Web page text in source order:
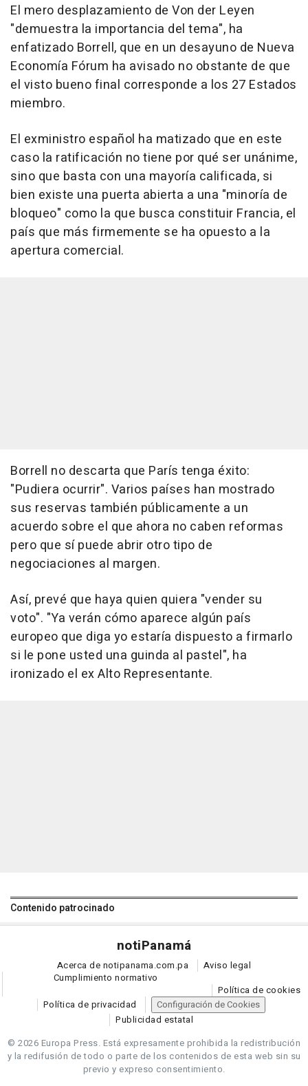
El mero desplazamiento de Von der Leyen
"demuestra la importancia del tema", ha
enfatizado Borrell, que en un desayuno de Nueva
Economía Fórum ha avisado no obstante de que
el visto bueno final corresponde a los 27 Estados
miembro.
El exministro español ha matizado que en este
caso la ratificación no tiene por qué ser unánime,
sino que basta con una mayoría calificada, si
bien existe una puerta abierta a una "minoría de
bloqueo" como la que busca constituir Francia, el
país que más firmemente se ha opuesto a la
apertura comercial.
Borrell no descarta que París tenga éxito:
"Pudiera ocurrir". Varios países han mostrado
sus reservas también públicamente a un
acuerdo sobre el que ahora no caben reformas
pero que sí puede abrir otro tipo de
negociaciones al margen.
Así, prevé que haya quien quiera "vender su
voto". "Ya verán cómo aparece algún país
europeo que diga yo estaría dispuesto a firmarlo
si le pone usted una guinda al pastel", ha
ironizado el ex Alto Representante.
Contenido patrocinado
notiPanamá
Acerca de notipanama.com.pa
Aviso legal
Cumplimiento normativo
Política de cookies
Política de privacidad
Configuración de Cookies
Publicidad estatal
© 2026 Europa Press. Está expresamente prohibida la redistribución
y la redifusión de todo o parte de los contenidos de esta web sin su
previo y expreso consentimiento.